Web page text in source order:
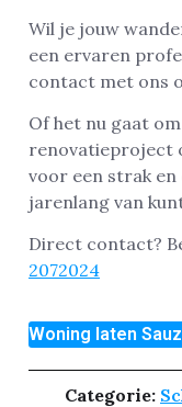
Wil je jouw
een ervaren
contact met ons
Of het nu gaat
renovatieproject
voor een strak
jarenlang van
Direct contact?
2072024
Woning laten
Categorie: